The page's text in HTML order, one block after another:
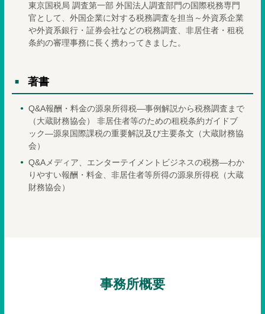
東京国税局 調査第一部 外国法人調査部門の国際税務専門
官として、外国企業に対する税務調査を担当～外資系企業
や外資系銀行・証券会社などの税務調査、非居住者・租税
条約の審理事務に長く携わってきました。
著書
Q&A報酬・料金の源泉所得税―事例解説から税務調査まで
（大蔵財務協会） 非居住者等のための租税条約ガイドブ
ック―源泉国際課税の重要解説及び主要条文（大蔵財務協
会）
Q&Aメディア、エンターテイメントビジネスの税務―わか
りやすい報酬・料金、非居住者等所得の源泉所得税（大蔵
財務協会）
事務所概要